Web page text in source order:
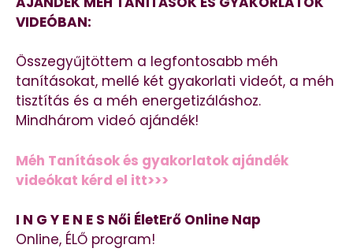
VIDEÓBAN:
Összegyűjtöttem a legfontosabb méh
tanításokat, mellé két gyakorlati videót, a méh
tisztítás és a méh energetizáláshoz.
Mindhárom videó ajándék!
Méh Tanítások és gyakorlatok ajándék
videókat kérd el itt>>>
I N G Y E N E S Női ÉletErő Online Nap
Online, ÉLŐ program!